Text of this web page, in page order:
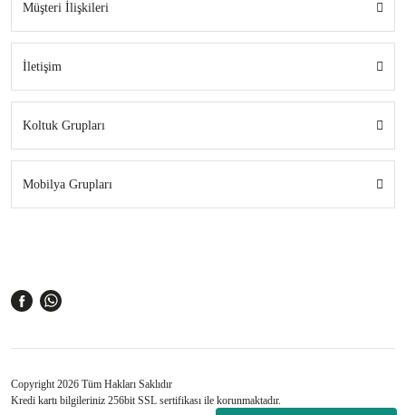
Müşteri İlişkileri
İletişim
Koltuk Grupları
Mobilya Grupları
Copyright 2026 Tüm Hakları Saklıdır
Kredi kartı bilgileriniz 256bit SSL sertifikası ile korunmaktadır.